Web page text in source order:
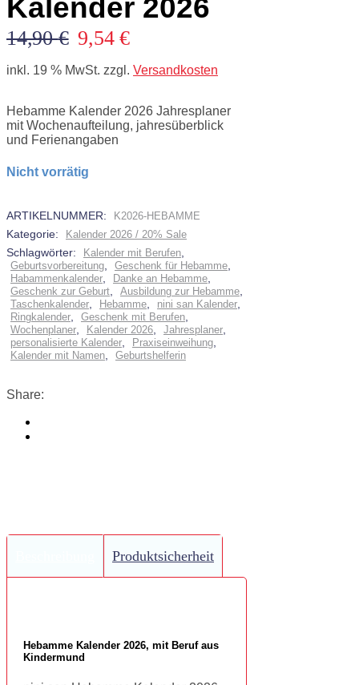
Kalender 2026
14,90€ Ursprünglicher
war:
9,54€Aktueller
ist:
inkl. 19 % MwSt. zzgl. Versandkosten
Hebamme Kalender 2026 Jahresplaner
mit Wochenaufteilung, jahresüberblick
und Ferienangaben
Nicht vorrätig
ARTIKELNUMMER: K2026-HEBAMME
Kategorie: Kalender 2026 / 20% Sale
Schlagwörter: Kalender mit Berufen
Geburtsvorbereitung Geschenk für Hebamme
Habammenkalender Danke an Hebamme
Geschenk zur Geburt Ausbildung zur Hebamme
Taschenkalender Hebamme nini san Kalender
Ringkalender Geschenk mit Berufen
Wochenplaner Kalender 2026 Jahresplaner
personalisierte Kalender Praxiseinweihung
Kalender mit Namen Geburtshelferin
Share:
Produktsicherheit
Hebamme Kalender 2026, mit Beruf aus
Kindermund